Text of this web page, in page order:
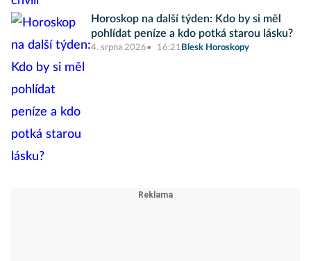
Horoskop na další týden: Kdo by si měl
pohlídat peníze a kdo potká starou lásku?
4. srpna 2026 16:21 Blesk Horoskopy